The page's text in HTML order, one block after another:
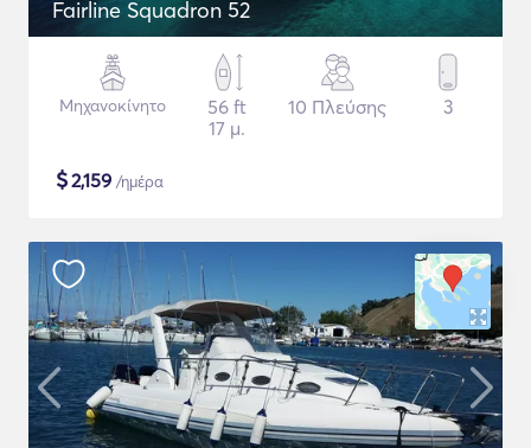
Fairline Squadron 52
Μηχανοκίνητο
56 ft
17 μ.
10 Πλεύσης 3
$2,159 /ημέρα